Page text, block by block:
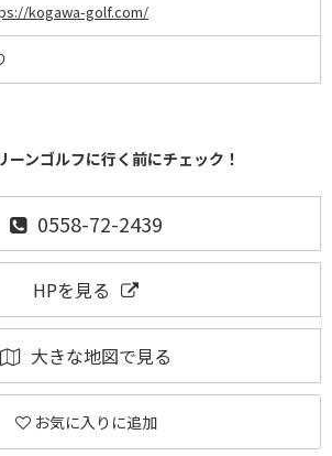
kogawa-golf.com/
ーンゴルフに行く前にチェック！
0558-72-2439
HPを見る
大きな地図で見る
お気に入りに追加